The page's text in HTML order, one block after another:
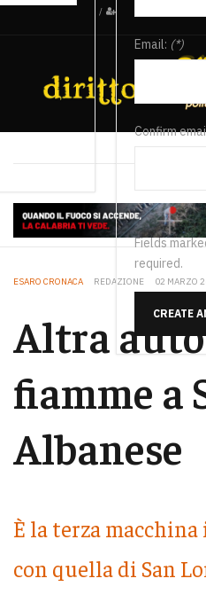
/
Email: (*)
Confirm
Fields
required.
CREATE
ESARO CRONACA REDAZIONE 02 MARZO
Altra
fiamme a
Albanese
È la terza
con quella di San